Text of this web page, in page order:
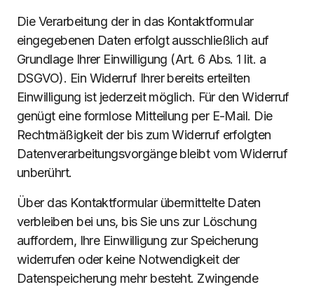
Die Verarbeitung der in das Kontaktformular
eingegebenen Daten erfolgt ausschließlich auf
Grundlage Ihrer Einwilligung (Art. 6 Abs. 1 lit. a
DSGVO). Ein Widerruf Ihrer bereits erteilten
Einwilligung ist jederzeit möglich. Für den Widerruf
genügt eine formlose Mitteilung per E-Mail. Die
Rechtmäßigkeit der bis zum Widerruf erfolgten
Datenverarbeitungsvorgänge bleibt vom Widerruf
unberührt.
Über das Kontaktformular übermittelte Daten
verbleiben bei uns, bis Sie uns zur Löschung
auffordern, Ihre Einwilligung zur Speicherung
widerrufen oder keine Notwendigkeit der
Datenspeicherung mehr besteht. Zwingende